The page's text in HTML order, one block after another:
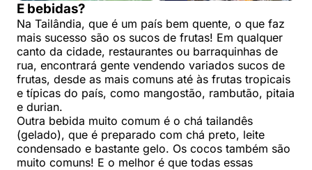
E bebidas?
Na Tailândia, que é um país bem quente, o que faz
mais sucesso são os sucos de frutas! Em qualquer
canto da cidade, restaurantes ou barraquinhas de
rua, encontrará gente vendendo variados sucos de
frutas, desde as mais comuns até às frutas tropicais
e típicas do país, como mangostão, rambutão, pitaia
e durian.
Outra bebida muito comum é o chá tailandês
(gelado), que é preparado com chá preto, leite
condensado e bastante gelo. Os cocos também são
muito comuns! E o melhor é que todas essas